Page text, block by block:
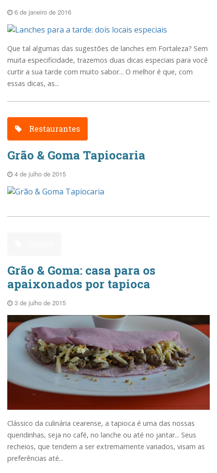
6 de janeiro de 2016
Que tal algumas das sugestões de lanches em Fortaleza? Sem
muita especificidade, trazemos duas dicas especiais para você
curtir a sua tarde com muito sabor... O melhor é que, com
essas dicas, as...
Restaurantes
Grão & Goma Tapiocaria
4 de julho de 2015
Grão & Goma: casa para os
apaixonados por tapioca
3 de julho de 2015
Clássico da culinária cearense, a tapioca é uma das nossas
queridinhas, seja no café, no lanche ou até no jantar... Seus
recheios, que tendem a ser extremamente variados, visam as
preferências até...